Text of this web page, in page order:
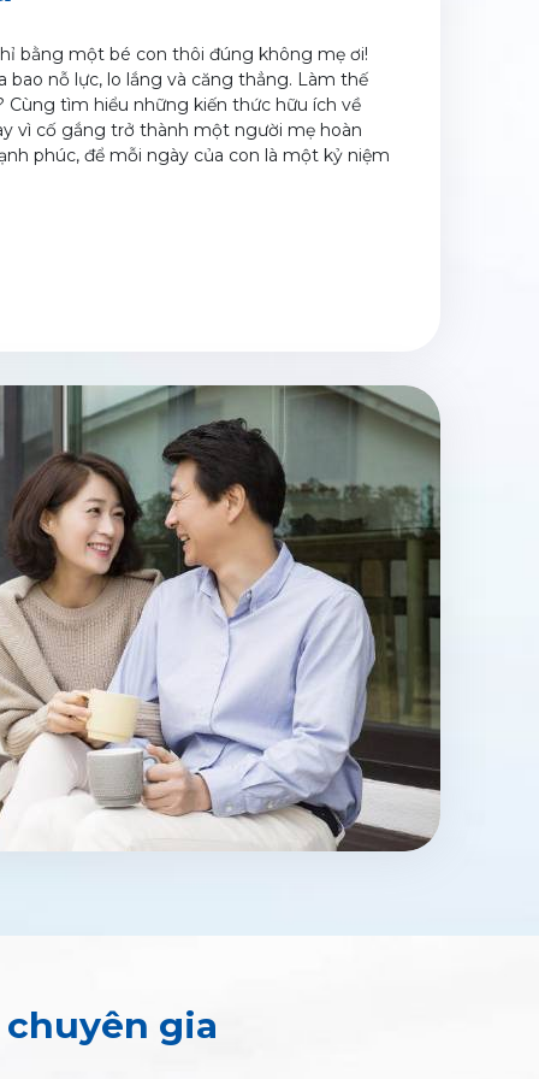
bằng một bé con thôi đúng không mẹ ơi!
bao nỗ lực, lo lắng và căng thẳng. Làm thế
Cùng tìm hiểu những kiến thức hữu ích về
vì cố gắng trở thành một người mẹ hoàn
phúc, để mỗi ngày của con là một kỷ niệm
gia